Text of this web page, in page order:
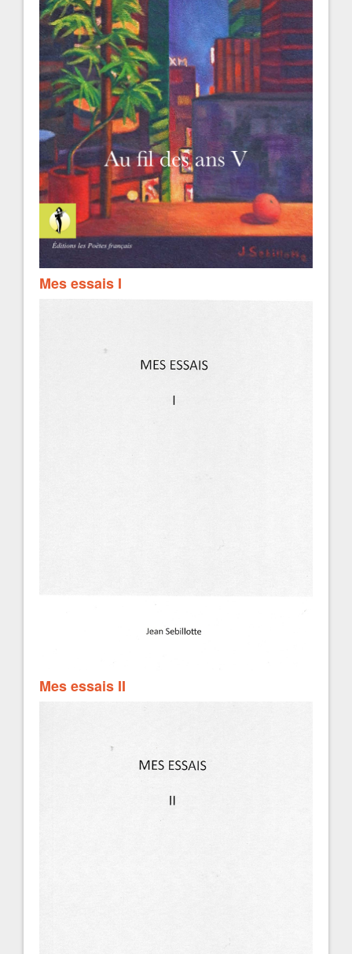
Mes essais I
Mes essais II